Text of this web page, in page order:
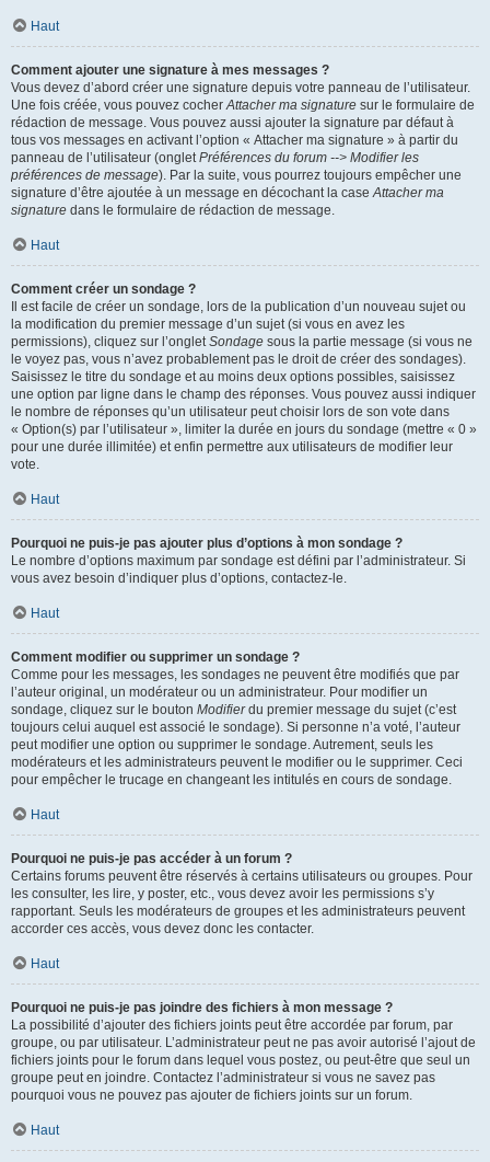
Haut
Comment ajouter une signature à mes messages ?
Vous devez d’abord créer une signature depuis votre panneau de l’utilisateur.
Une fois créée, vous pouvez cocherAttacher ma signature sur le formulaire de
rédaction de message. Vous pouvez aussi ajouter la signature par défaut à
tous vos messages en activant l’option « Attacher ma signature » à partir du
panneau de l’utilisateur (ongletPréférences du forum --> Modifier les
préférences de message). Par la suite, vous pourrez toujours empêcher une
signature d’être ajoutée à un message en décochant la caseAttacher ma
signature dans le formulaire de rédaction de message.
Haut
Comment créer un sondage ?
Il est facile de créer un sondage, lors de la publication d’un nouveau sujet ou
la modification du premier message d’un sujet (si vous en avez les
permissions), cliquez sur l’ongletSondage sous la partie message (si vous ne
le voyez pas, vous n’avez probablement pas le droit de créer des sondages).
Saisissez le titre du sondage et au moins deux options possibles, saisissez
une option par ligne dans le champ des réponses. Vous pouvez aussi indiquer
le nombre de réponses qu’un utilisateur peut choisir lors de son vote dans
« Option(s) par l’utilisateur », limiter la durée en jours du sondage (mettre « 0 »
pour une durée illimitée) et enfin permettre aux utilisateurs de modifier leur
vote.
Haut
Pourquoi ne puis-je pas ajouter plus d’options à mon sondage ?
Le nombre d’options maximum par sondage est défini par l’administrateur. Si
vous avez besoin d’indiquer plus d’options, contactez-le.
Haut
Comment modifier ou supprimer un sondage ?
Comme pour les messages, les sondages ne peuvent être modifiés que par
l’auteur original, un modérateur ou un administrateur. Pour modifier un
sondage, cliquez sur le bouton Modifierdu premier message du sujet (c’est
toujours celui auquel est associé le sondage). Si personne n’a voté, l’auteur
peut modifier une option ou supprimer le sondage. Autrement, seuls les
modérateurs et les administrateurs peuvent le modifier ou le supprimer. Ceci
pour empêcher le trucage en changeant les intitulés en cours de sondage.
Haut
Pourquoi ne puis-je pas accéder à un forum ?
Certains forums peuvent être réservés à certains utilisateurs ou groupes. Pour
les consulter, les lire, y poster, etc., vous devez avoir les permissions s’y
rapportant. Seuls les modérateurs de groupes et les administrateurs peuvent
accorder ces accès, vous devez donc les contacter.
Haut
Pourquoi ne puis-je pas joindre des fichiers à mon message ?
La possibilité d’ajouter des fichiers joints peut être accordée par forum, par
groupe, ou par utilisateur. L’administrateur peut ne pas avoir autorisé l’ajout de
fichiers joints pour le forum dans lequel vous postez, ou peut-être que seul un
groupe peut en joindre. Contactez l’administrateur si vous ne savez pas
pourquoi vous ne pouvez pas ajouter de fichiers joints sur un forum.
Haut